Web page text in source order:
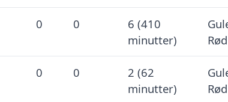
0 0
6 (410
minutter)
0 0
2 (62
minutter)